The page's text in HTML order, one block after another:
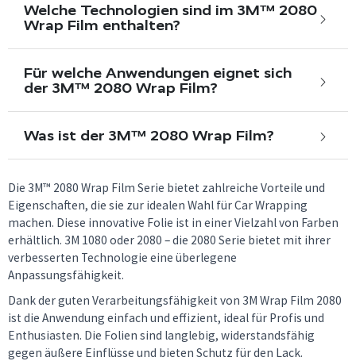
Welche Technologien sind im 3M™ 2080
Wrap Film enthalten?
Für welche Anwendungen eignet sich
der 3M™ 2080 Wrap Film?
Was ist der 3M™ 2080 Wrap Film?
Die 3M™ 2080 Wrap Film Serie bietet zahlreiche Vorteile und
Eigenschaften, die sie zur idealen Wahl für Car Wrapping
machen. Diese innovative Folie ist in einer Vielzahl von Farben
erhältlich. 3M 1080 oder 2080 – die 2080 Serie bietet mit ihrer
verbesserten Technologie eine überlegene
Anpassungsfähigkeit.
Dank der guten Verarbeitungsfähigkeit von 3M Wrap Film 2080
ist die Anwendung einfach und effizient, ideal für Profis und
Enthusiasten. Die Folien sind langlebig, widerstandsfähig
gegen äußere Einflüsse und bieten Schutz für den Lack.